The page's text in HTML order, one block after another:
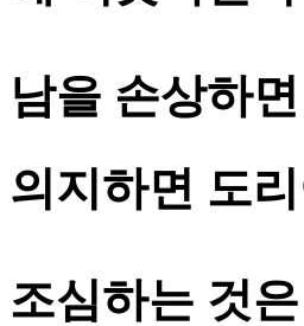
남을 손상하
의지하면 도
조심하는 것